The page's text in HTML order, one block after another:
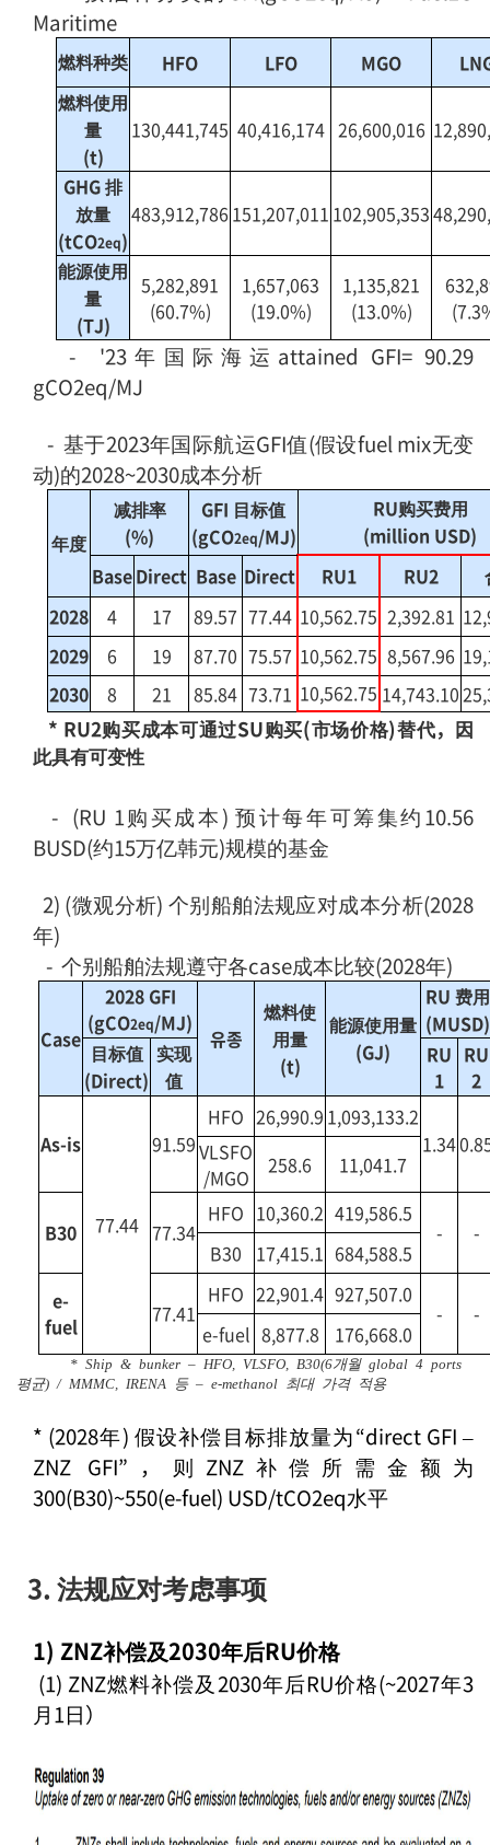
Maritime
燃料种类 HFO LFO MGO
燃料使用
量
(t)
130,441,745 40,416,174 26,600,016
GHG 排
放量
(tCO2eq)
483,912,786151,207,011 102,905,353
能源使用
量
(TJ)
5,282,891
(60.7%)
1,657,063
(19.0%)
1,135,821
(13.0%)
-
'23年国际海运attained GFI= 90.29
gCO2eq/MJ
- 基于2023年国际航运GFI值(假设fuel mix无变
动)的2028~2030成本分析
年度
减排率
(%)
GFI 目标值
(gCO2eq/MJ)
RU购买费用
(million USD)
BaseDirect Base Direct RU1 RU2
2028
4 17 89.57 77.44 10,562.75 2,392.81
2029
6 19 87.70 75.57 10,562.75 8,567.96
2030
8 21 85.84 73.71 10,562.75 14,743.10
* RU2购买成本可通过SU购买(市场价格)替代，因
此具有可变性
- (RU 1购买成本) 预计每年可筹集约10.56
BUSD(约15万亿韩元)规模的基金
2) (微观分析) 个别船舶法规应对成本分析(2028
年)
- 个别船舶法规遵守各case成本比较(2028年)
Case
2028 GFI
(gCO2eq/MJ)
유종
燃料使
用量
(t)
能源使用量
(GJ)
RU 费用
(MUSD)
目标值
(Direct)
实现
值
RU
1
RU
2
As-is
77.44
91.59
HFO 26,990.9 1,093,133.2
1.34
VLSFO
/MGO
258.6 11,041.7
B30 77.34
HFO 10,360.2 419,586.5
- -
B30 17,415.1 684,588.5
e-
fuel
77.41
HFO 22,901.4 927,507.0
- -
e-fuel 8,877.8 176,668.0
* Ship & bunker – HFO, VLSFO, B30(6개월 global 4 ports
평균) / MMMC, IRENA 등 – e-methanol 최대 가격 적용
* (2028年) 假设补偿目标排放量为“direct GFI –
ZNZ GFI”，则ZNZ补偿所需金额为
300(B30)~550(e-fuel) USD/tCO2eq水平
3. 法规应对考虑事项
1) ZNZ补偿及2030年后RU价格
(1) ZNZ燃料补偿及2030年后RU价格(~2027年3
月1日）